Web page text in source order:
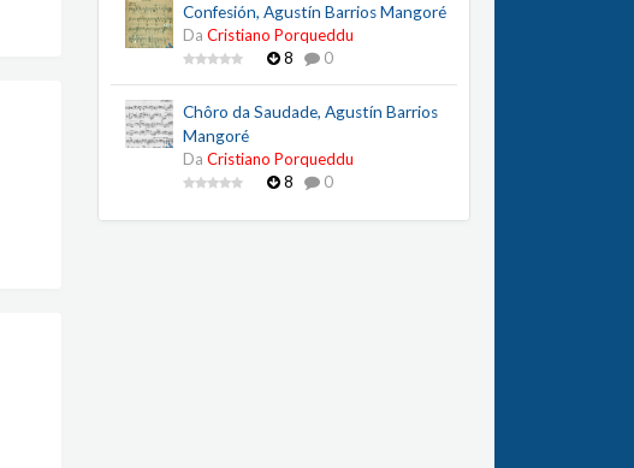
Confesión, Agustín Barrios Mangoré
Da Cristiano Porqueddu
8
0
Chôro da Saudade, Agustín Barrios
Mangoré
Da Cristiano Porqueddu
8
0